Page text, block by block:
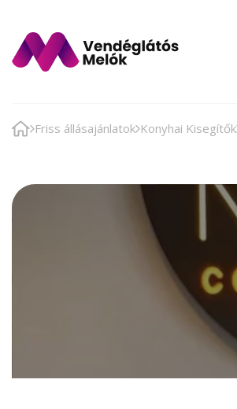
Friss állásajánlatok Konyhai Kisegítők